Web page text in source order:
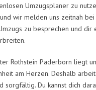
Umzugsplaner zu
wir melden uns zeitnah bei
zu besprechen und dir
Rothstein Paderborn liegt
am Herzen. Deshalb
sorgfältig. Du kannst dich